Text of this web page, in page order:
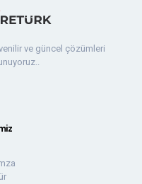
ve güncel çözümleri